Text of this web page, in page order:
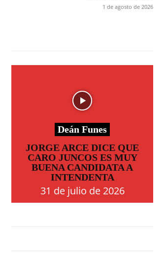
1 de agosto de 2026
Deán Funes
JORGE ARCE DICE QUE
CARO JUNCOS ES MUY
BUENA CANDIDATA A
INTENDENTA
31 de julio de 2026